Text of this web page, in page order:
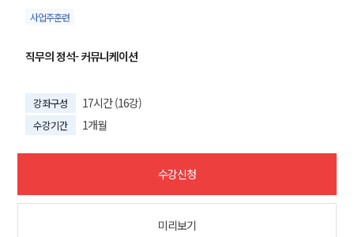
사업주훈련
직무의 정석- 커뮤니케이션
강좌구성 17시간 (16강)
수강기간 1개월
수강신청
미리보기